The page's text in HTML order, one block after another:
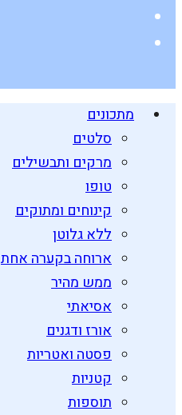
מתכונים
סלטים
מרקים ותבשילים
טופו
קינוחים ומתוקים
ללא גלוטן
ארוחה בקערה אחת
ממש מהיר
אסיאתי
אורז ודגנים
פסטה ואטריות
קטניות
תוספות